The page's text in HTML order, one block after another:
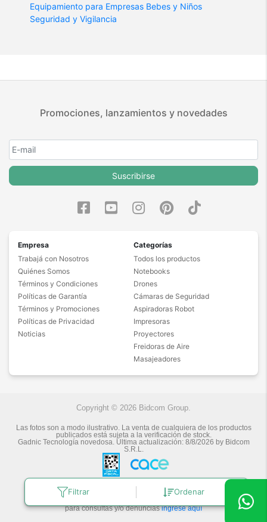
Filtrar Ordenar
Equipamiento para Empresas Bebes y Niños
Seguridad y Vigilancia
Promociones, lanzamientos y novedades
Suscribirse
Empresa
Trabajá con Nosotros
Quiénes Somos
Términos y Condiciones
Políticas de Garantía
Términos y Promociones
Políticas de Privacidad
Noticias
Categorías
Todos los productos
Notebooks
Drones
Cámaras de Seguridad
Aspiradoras Robot
Impresoras
Proyectores
Freidoras de Aire
Masajeadores
Copyright © 2026 Bidcom Group.
Las fotos son a modo ilustrativo. La venta de cualquiera de los productos
publicados está sujeta a la verificación de stock.
Gadnic Tecnología novedosa.Última actualización: 8/8/2026 by Bidcom
S.R.L.
Botón de arrepentimiento
para consultas y/o denunciasingrese aquí